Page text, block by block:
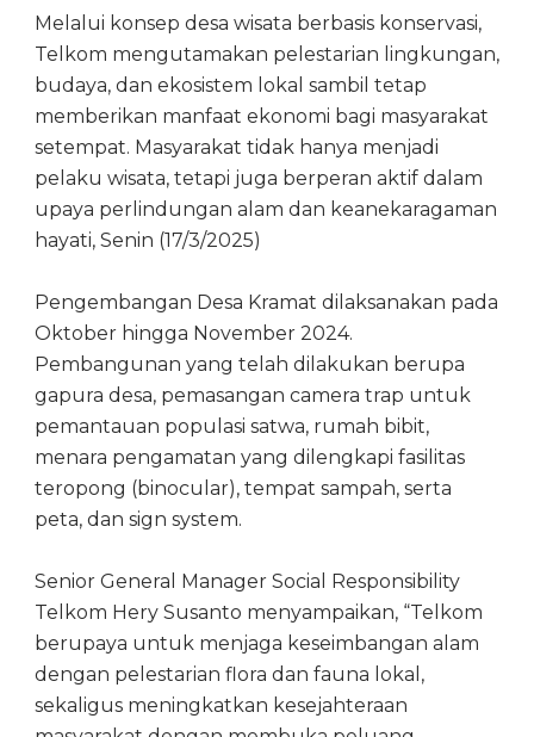
Melalui konsep desa wisata berbasis konservasi,
Telkom mengutamakan pelestarian lingkungan,
budaya, dan ekosistem lokal sambil tetap
memberikan manfaat ekonomi bagi masyarakat
setempat. Masyarakat tidak hanya menjadi
pelaku wisata, tetapi juga berperan aktif dalam
upaya perlindungan alam dan keanekaragaman
hayati, Senin (17/3/2025)
Pengembangan Desa Kramat dilaksanakan pada
Oktober hingga November 2024.
Pembangunan yang telah dilakukan berupa
gapura desa, pemasangan camera trap untuk
pemantauan populasi satwa, rumah bibit,
menara pengamatan yang dilengkapi fasilitas
teropong (binocular), tempat sampah, serta
peta, dan sign system.
Senior General Manager Social Responsibility
Telkom Hery Susanto menyampaikan, “Telkom
berupaya untuk menjaga keseimbangan alam
dengan pelestarian flora dan fauna lokal,
sekaligus meningkatkan kesejahteraan